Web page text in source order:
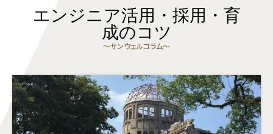
エンジニア活用・採用・育
成のコツ
〜サンウェルコラム〜